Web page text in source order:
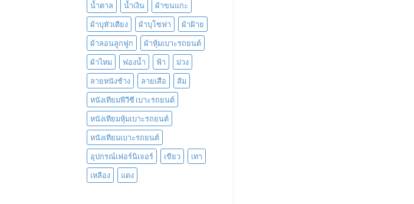
น้ำตาล
น้ำเงิน
ผ้าขนแกะ
ผ้าบุหัวเตียง
ผ้าบุโซฟา
ผ้าฝ้าย
ผ้าลอนลูกฟูก
ผ้าหุ้มเบาะรถยนต์
ผ้าไหม
ฟองน้ำ ฟ้า
ม่วง
ลายหนังช้าง
ลายเสือ
ส้ม
หนังเทียมพีวีซี เบาะรถยนต์
หนังเทียมหุ้มเบาะรถยนต์
หนังเทียมเบาะรถยนต์
อุปกรณ์เฟอร์นิเจอร์
เขียว
เทา
เหลือง
แดง